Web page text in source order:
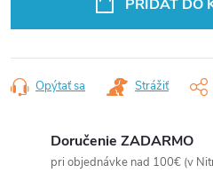
PRIDAŤ DO
Opýtať sa Strážiť
Doručenie ZADARMO
pri objednávke nad 100€ (v